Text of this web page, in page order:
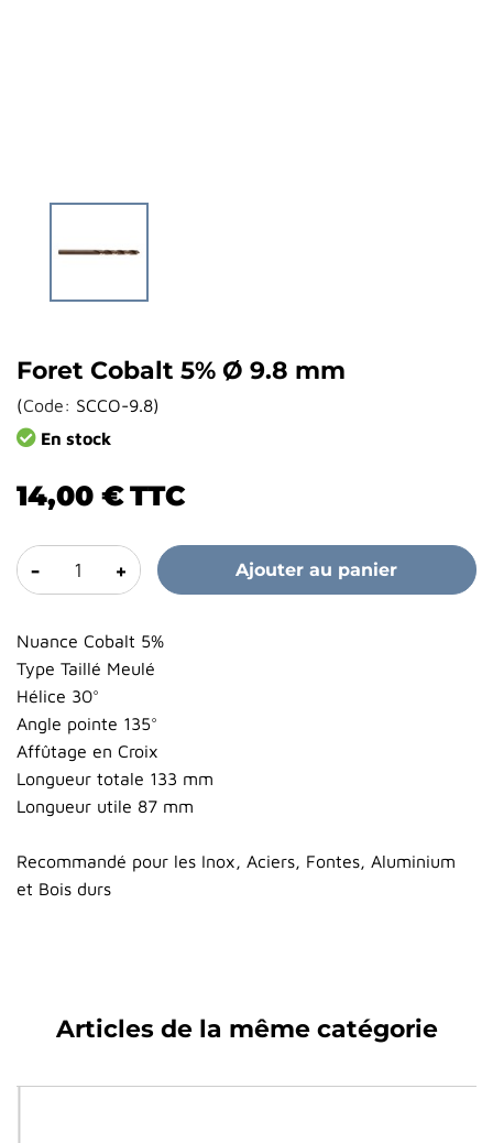
Foret Cobalt 5% Ø 9.8 mm
(Code: SCCO-9.8)
En stock
14,00 €TTC
- + Ajouter au panier
Nuance Cobalt 5%
Type Taillé Meulé
Hélice 30°
Angle pointe 135°
Affûtage en Croix
Longueur totale 133 mm
Longueur utile 87 mm
Recommandé pour les Inox, Aciers, Fontes, Aluminium
et Bois durs
Articles de la même catégorie